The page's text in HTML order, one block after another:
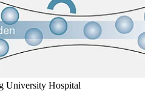
University Hospital